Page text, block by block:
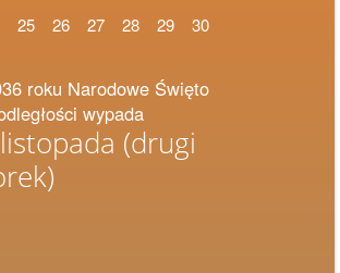
25 26 27 28 29 30
roku Narodowe Święto
wypada
(drugi